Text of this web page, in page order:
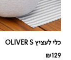
כלי לעציץ OLIVER S
₪129